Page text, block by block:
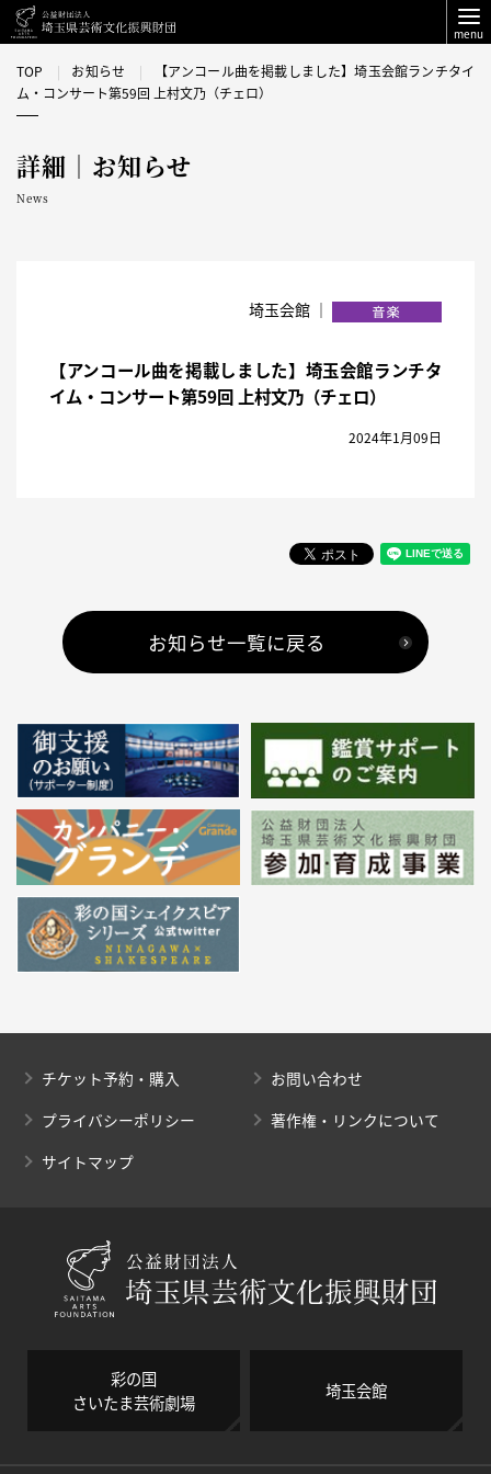
menu
TOP お知らせ
【アンコール曲を掲載しました】埼玉会館ランチタイ
ム・コンサート第59回 上村文乃（チェロ）
詳細｜お知らせ
News
埼玉会館 ｜
【アンコール曲を掲載しました】埼玉会館ランチタ
イム・コンサート第59回 上村文乃（チェロ）
2024年1月09日
お知らせ一覧に戻る
チケット予約・購入
お問い合わせ
プライバシーポリシー
著作権・リンクについて
サイトマップ
彩の国
さいたま芸術劇場
埼玉会館